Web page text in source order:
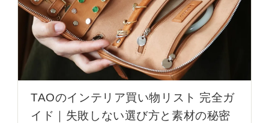
TAOのインテリア買い物リスト 完全ガ
イド｜失敗しない選び方と素材の秘密